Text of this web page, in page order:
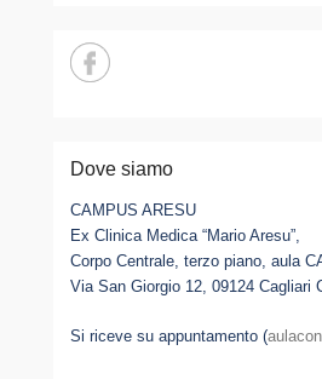
Dove siamo
CAMPUS ARESU
Ex Clinica Medica “Mario Aresu”,
Corpo Centrale, terzo piano, aula
Via San Giorgio 12, 09124 Cagliari
Si riceve su appuntamento (